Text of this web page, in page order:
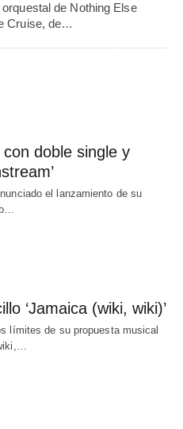
de Nothing Else
Cruise, de…
doble single y
el lanzamiento de su
‘Jamaica (wiki, wiki)’
límites de su propuesta musical